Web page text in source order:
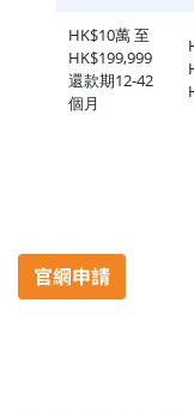
HK$10萬 至
HK$199,999
還款期12-42
個月